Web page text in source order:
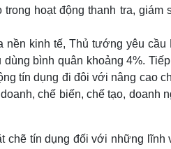
hoạt động thanh tra, giám
nền kinh tế, Thủ tướng yêu
bình quân khoảng 4%.
tín dụng đi đôi với nâng cao
chế biến, chế tạo, doanh
tín dụng đối với những lĩnh